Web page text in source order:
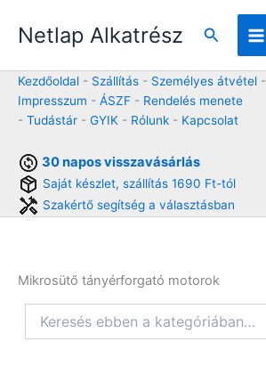
Netlap Alkatrész Keresés
Kezdőoldal - Szállítás - Személyes átvétel -
Impresszum - ÁSZF - Rendelés menete
- Tudástár - GYIK - Rólunk - Kapcsolat
30 napos visszavásárlás
Saját készlet, szállítás 1690 Ft-tól
Szakértő segítség a választásban
Mikrosütő tányérforgató motorok